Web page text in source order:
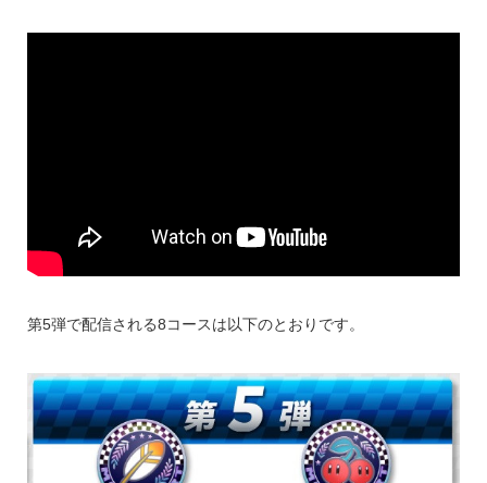
第5弾で配信される8コースは以下のとおりです。